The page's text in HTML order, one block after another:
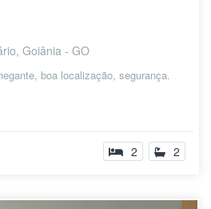
Goiânia - GO
boa localização, segurança.
2 2